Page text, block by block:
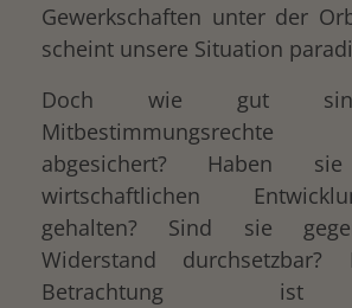
Gewerkschaften unter der
scheint unsere Situation
Doch wie gut
Mitbestimmungsrechte
abgesichert? Haben
wirtschaftlichen
gehalten? Sind sie
Widerstand durchsetzbar?
Betrachtung ist